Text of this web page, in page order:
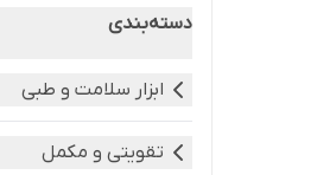
دسته‌بندی
ابزار سلامت و طبی
تقویتی و مکمل